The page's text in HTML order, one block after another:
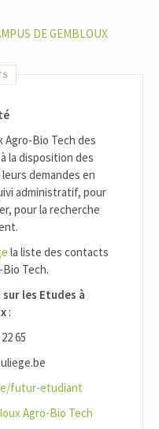
DE GEMBLOUX
Agro-Bio Tech des
la disposition des
demandes en
administratif, pour
pour la recherche
la liste des contacts
Tech.
les Etudes à
:
65
futur-etudiant
Agro-Bio Tech